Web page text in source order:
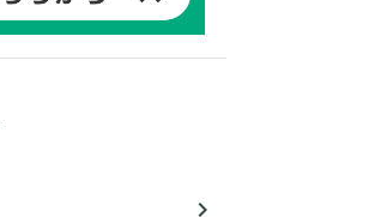
navigate_next